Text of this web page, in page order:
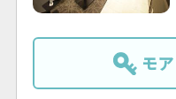
モ